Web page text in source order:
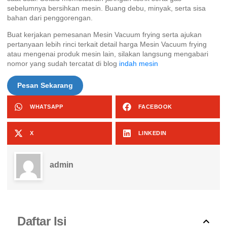
sebelumnya bersihkan mesin. Buang debu, minyak, serta sisa
bahan dari penggorengan.
Buat kerjakan pemesanan Mesin Vacuum frying serta ajukan
pertanyaan lebih rinci terkait detail harga Mesin Vacuum frying
atau mengenai produk mesin lain, silakan langsung mengabari
nomor yang sudah tercatat di blog indah mesin
Pesan Sekarang
WHATSAPP FACEBOOK
X LINKEDIN
admin
Daftar Isi